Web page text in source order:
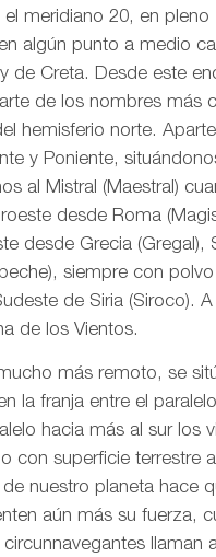
meridiano 20, en pleno
algún punto a medio
de Creta. Desde este
de los nombres más
hemisferio norte.
y Poniente,
al Mistral (Maestral)
desde Roma
desde Grecia (Gregal),
siempre con polvo
de Siria (Siroco).
de los Vientos.
más remoto, se
la franja entre el
hacia más al sur los
con superficie terrestre
nuestro planeta hace
aún más su fuerza,
llaman